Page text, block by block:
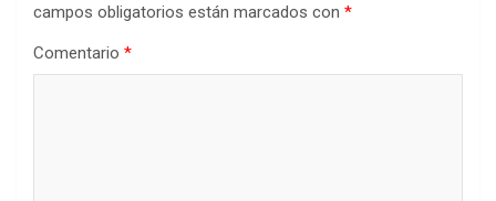
campos obligatorios están marcados con *
Comentario *